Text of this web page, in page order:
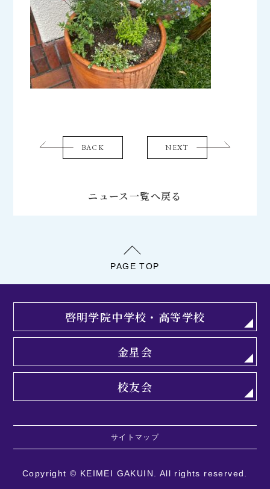
BACK NEXT
ニュース一覧へ戻る
啓明学院中学校・高等学校
金星会
校友会
サイトマップ
Copyright © KEIMEI GAKUIN. ­­­All rights reserved.
PAGE TOP